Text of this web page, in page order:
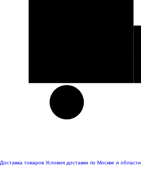
Доставка товаров Условия доставки по Москве и области